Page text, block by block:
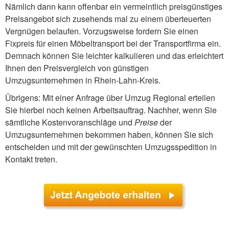
Nämlich dann kann offenbar ein vermeintlich preisgünstiges
Preisangebot sich zusehends mal zu einem überteuerten
Vergnügen belaufen. Vorzugsweise fordern Sie einen
Fixpreis für einen Möbeltransport bei der Transportfirma ein.
Demnach können Sie leichter kalkulieren und das erleichtert
Ihnen den Preisvergleich von günstigen
Umzugsunternehmen in Rhein-Lahn-Kreis.
Übrigens: Mit einer Anfrage über Umzug Regional erteilen
Sie hierbei noch keinen Arbeitsauftrag. Nachher, wenn Sie
sämtliche Kostenvoranschläge und Preiseder
Umzugsunternehmen bekommen haben, können Sie sich
entscheiden und mit der gewünschten Umzugsspedition in
Kontakt treten.